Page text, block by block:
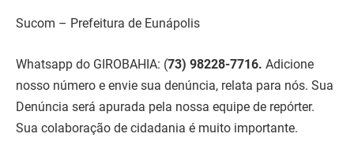
Sucom – Prefeitura de Eunápolis
Whatsapp do GIROBAHIA: (73) 98228-7716. Adicione
nosso número e envie sua denúncia, relata para nós. Sua
Denúncia será apurada pela nossa equipe de repórter.
Sua colaboração de cidadania é muito importante.